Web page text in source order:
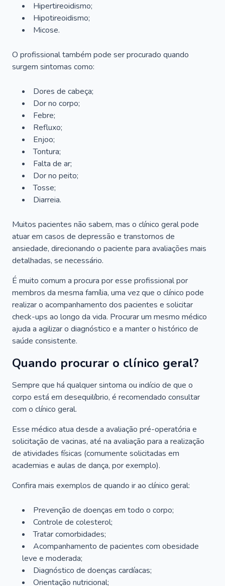
Hipertireoidismo;
Hipotireoidismo;
Micose.
O profissional também pode ser procurado quando
surgem sintomas como:
Dores de cabeça;
Dor no corpo;
Febre;
Refluxo;
Enjoo;
Tontura;
Falta de ar;
Dor no peito;
Tosse;
Diarreia.
Muitos pacientes não sabem, mas o clínico geral pode
atuar em casos de depressão e transtornos de
ansiedade, direcionando o paciente para avaliações mais
detalhadas, se necessário.
É muito comum a procura por esse profissional por
membros da mesma família, uma vez que o clínico pode
realizar o acompanhamento dos pacientes e solicitar
check-ups ao longo da vida. Procurar um mesmo médico
ajuda a agilizar o diagnóstico e a manter o histórico de
saúde consistente.
Quando procurar o clínico geral?
Sempre que há qualquer sintoma ou indício de que o
corpo está em desequilíbrio, é recomendado consultar
com o clínico geral.
Esse médico atua desde a avaliação pré-operatória e
solicitação de vacinas, até na avaliação para a realização
de atividades físicas (comumente solicitadas em
academias e aulas de dança, por exemplo).
Confira mais exemplos de quando ir ao clínico geral:
Prevenção de doenças em todo o corpo;
Controle de colesterol;
Tratar comorbidades;
Acompanhamento de pacientes com obesidade
leve e moderada;
Diagnóstico de doenças cardíacas;
Orientação nutricional;